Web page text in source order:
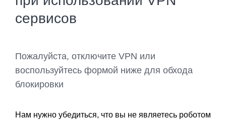
сервисов
Пожалуйста, отключите VPN или
воспользуйтесь формой ниже для обхода
блокировки
Нам нужно убедиться, что вы не являетесь роботом